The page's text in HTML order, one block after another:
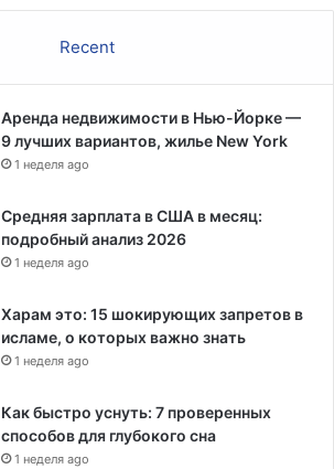
Recent
Аренда недвижимости в Нью-Йорке —
9 лучших вариантов, жилье New York
1 неделя ago
Средняя зарплата в США в месяц:
подробный анализ 2026
1 неделя ago
Харам это: 15 шокирующих запретов в
исламе, о которых важно знать
1 неделя ago
Как быстро уснуть: 7 проверенных
способов для глубокого сна
1 неделя ago